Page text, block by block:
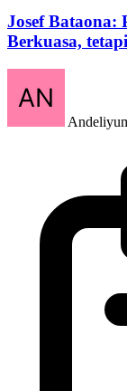
Josef Bataona:
Berkuasa,